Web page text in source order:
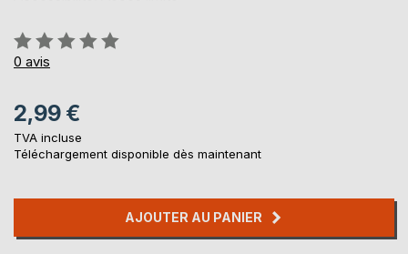
Évaluation:
0%
0 avis
2,99 €
TVA incluse
Téléchargement disponible dès maintenant
AJOUTER AU PANIER